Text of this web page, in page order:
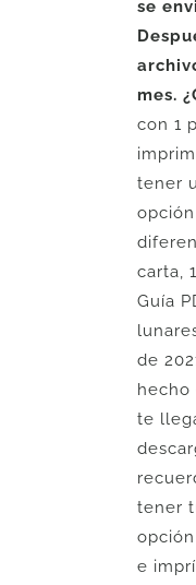
se
mes.
con 1
tener
carta,
Guía
de
hecho
te
tener
e